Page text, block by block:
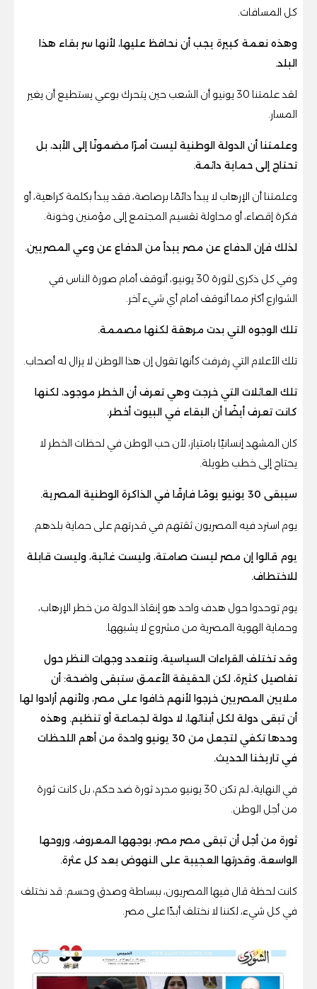
كل المسافات.
وهذه نعمة كبيرة يجب أن نحافظ عليها، لأنها سر بقاء هذا
البلد.
لقد علمتنا 30 يونيو أن الشعب حين يتحرك بوعي يستطيع أن يغير
المسار.
وعلمتنا أن الدولة الوطنية ليست أمرًا مضمونًا إلى الأبد، بل
تحتاج إلى حماية دائمة.
وعلمتنا أن الإرهاب لا يبدأ دائمًا برصاصة، فقد يبدأ بكلمة كراهية، أو
فكرة إقصاء، أو محاولة تقسيم المجتمع إلى مؤمنين وخونة.
لذلك فإن الدفاع عن مصر يبدأ من الدفاع عن وعي المصريين.
وفي كل ذكرى لثورة 30 يونيو، أتوقف أمام صورة الناس في
الشوارع أكثر مما أتوقف أمام أي شيء آخر.
تلك الوجوه التي بدت مرهقة لكنها مصممة.
تلك الأعلام التي رفرفت كأنها تقول إن هذا الوطن لا يزال له أصحاب.
تلك العائلات التي خرجت وهي تعرف أن الخطر موجود، لكنها
كانت تعرف أيضًا أن البقاء في البيوت أخطر.
كان المشهد إنسانيًا بامتياز، لأن حب الوطن في لحظات الخطر لا
يحتاج إلى خطب طويلة.
سيبقى 30 يونيو يومًا فارقًا في الذاكرة الوطنية المصرية.
يوم استرد فيه المصريون ثقتهم في قدرتهم على حماية بلدهم.
يوم قالوا إن مصر ليست صامتة، وليست غائبة، وليست قابلة
للاختطاف.
يوم توحدوا حول هدف واحد هو إنقاذ الدولة من خطر الإرهاب،
وحماية الهوية المصرية من مشروع لا يشبهها.
وقد تختلف القراءات السياسية، وتتعدد وجهات النظر حول
تفاصيل كثيرة، لكن الحقيقة الأعمق ستبقى واضحة: أن
ملايين المصريين خرجوا لأنهم خافوا على مصر، ولأنهم أرادوا لها
أن تبقى دولة لكل أبنائها، لا دولة لجماعة أو تنظيم. وهذه
وحدها تكفي لتجعل من 30 يونيو واحدة من أهم اللحظات
في تاريخنا الحديث.
في النهاية، لم تكن 30 يونيو مجرد ثورة ضد حكم، بل كانت ثورة
من أجل الوطن.
ثورة من أجل أن تبقى مصر مصر، بوجهها المعروف، وروحها
الواسعة، وقدرتها العجيبة على النهوض بعد كل عثرة.
كانت لحظة قال فيها المصريون، ببساطة وصدق وحسم: قد نختلف
في كل شيء، لكننا لا نختلف أبدًا على مصر.